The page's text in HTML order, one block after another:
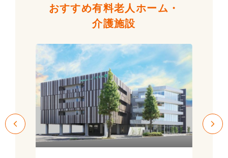
おすすめ有料老人ホーム・
介護施設